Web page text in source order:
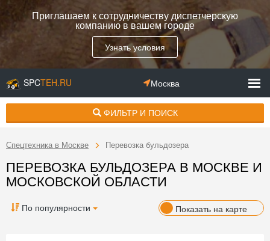
Приглашаем к сотрудничеству диспетчерскую
компанию в вашем городе
Узнать условия
SPCTEH.RU Москва
ФИЛЬТР И ПОИСК
Спецтехника в Москве Перевозка бульдозера
ПЕРЕВОЗКА БУЛЬДОЗЕРА В МОСКВЕ И
МОСКОВСКОЙ ОБЛАСТИ
По популярности Показать на карте